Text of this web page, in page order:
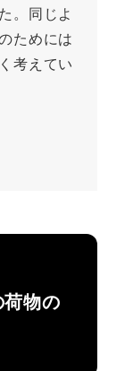
。同じよ
ためには
考えてい
物の